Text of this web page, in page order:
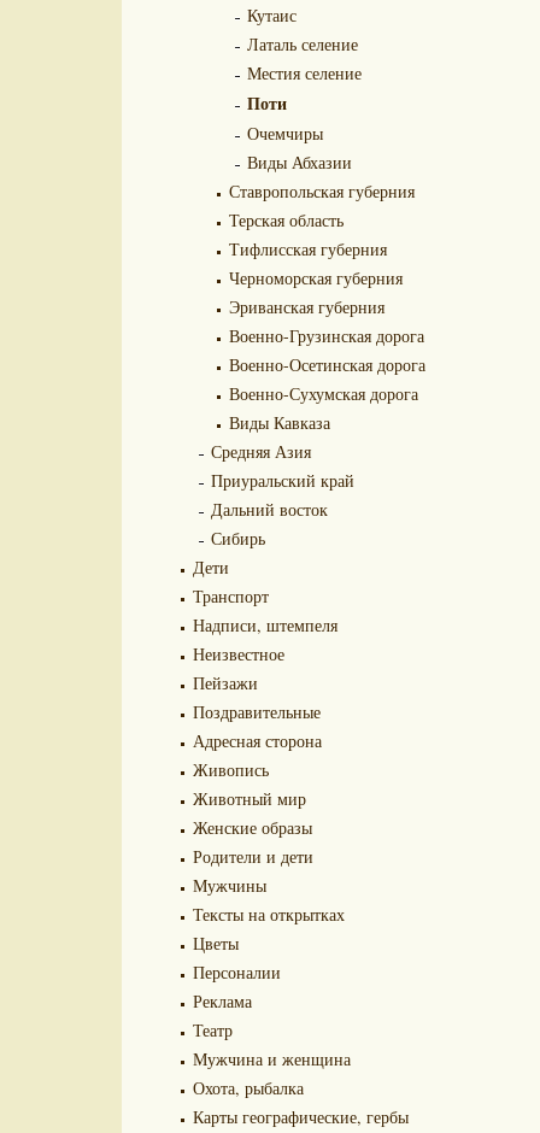
Кутаис
Латаль селение
Местия селение
Поти
Очемчиры
Виды Абхазии
Ставропольская губерния
Терская область
Тифлисская губерния
Черноморская губерния
Эриванская губерния
Военно-Грузинская дорога
Военно-Осетинская дорога
Военно-Сухумская дорога
Виды Кавказа
Средняя Азия
Приуральский край
Дальний восток
Сибирь
Дети
Транспорт
Надписи, штемпеля
Неизвестное
Пейзажи
Поздравительные
Адресная сторона
Живопись
Животный мир
Женские образы
Родители и дети
Мужчины
Тексты на открытках
Цветы
Персоналии
Реклама
Театр
Мужчина и женщина
Охота, рыбалка
Карты географические, гербы